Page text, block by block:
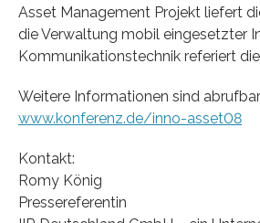
Asset Management Projekt liefert
die Verwaltung mobil eingesetzter
Kommunikationstechnik referiert
Weitere Informationen sind
www.konferenz.de/inno-asset08
Kontakt:
Romy König
Pressereferentin